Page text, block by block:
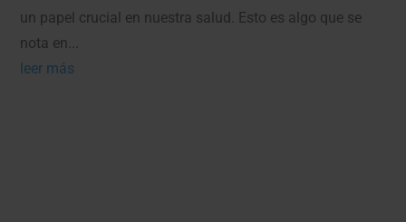
un papel crucial en nuestra salud. Esto es algo que se
nota en...
leer más